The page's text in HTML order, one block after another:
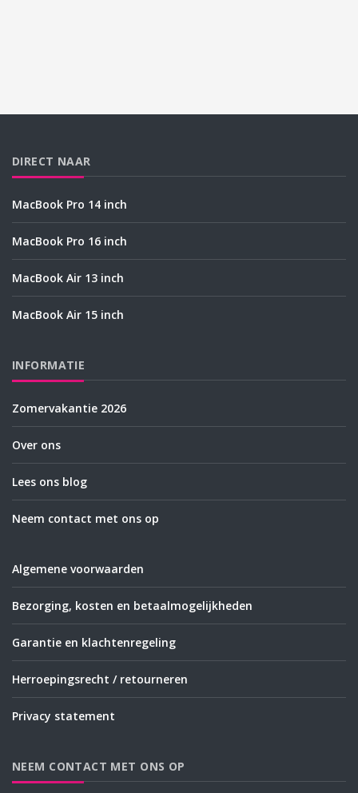
DIRECT NAAR
MacBook Pro 14 inch
MacBook Pro 16 inch
MacBook Air 13 inch
MacBook Air 15 inch
INFORMATIE
Zomervakantie 2026
Over ons
Lees ons blog
Neem contact met ons op
Algemene voorwaarden
Bezorging, kosten en betaalmogelijkheden
Garantie en klachtenregeling
Herroepingsrecht / retourneren
Privacy statement
NEEM CONTACT MET ONS OP